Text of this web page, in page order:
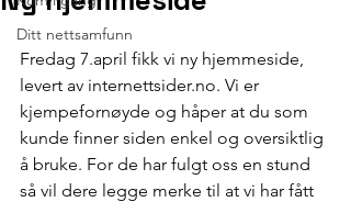
Ditt nettsamfunn
Fredag 7.april fikk vi ny hjemmeside,
levert av internettsider.no. Vi er
kjempefornøyde og håper at du som
kunde finner siden enkel og oversiktlig
å bruke. For de har fulgt oss en stund
så vil dere legge merke til at vi har fått